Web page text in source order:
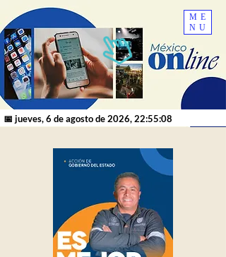
ME
NU
📅 jueves, 6 de agosto de 2026, 22:55:08